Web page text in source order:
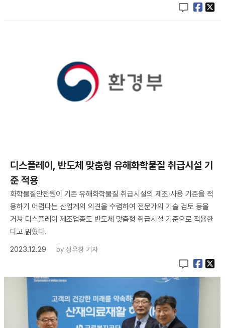
디스플레이, 반도체 맞춤형 유해화학물질 취급시설 기
준 적용
화학물질안전원이 기존 유해화학물질 취급시설의 제조·사용 기준을 적
용하기 어렵다는 산업계의 의견을 수렴하여 전문가의 기술 검토 등을
거쳐 디스플레이 제조업종도 반도체 맞춤형 취급시설 기준으로 적용한
다고 밝혔다.
2023.12.29
by 성유창 기자